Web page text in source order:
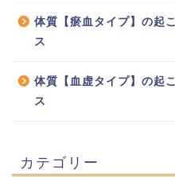
体質【瘀血タイプ】の起
ス
体質【血虚タイプ】の起
ス
カテゴリー